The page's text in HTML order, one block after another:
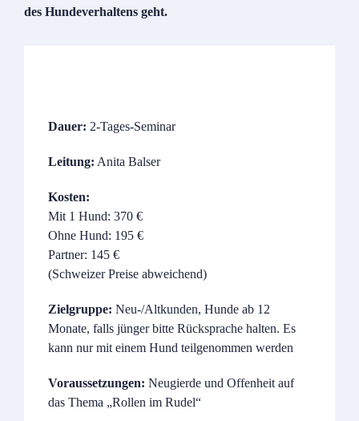
des Hundeverhaltens geht.
Dauer: 2-Tages-Seminar
Leitung: Anita Balser
Kosten:
Mit 1 Hund: 370 €
Ohne Hund: 195 €
Partner: 145 €
(Schweizer Preise abweichend)
Zielgruppe: Neu-/Altkunden, Hunde ab 12
Monate, falls jünger bitte Rücksprache halten. Es
kann nur mit einem Hund teilgenommen werden
Voraussetzungen: Neugierde und Offenheit auf
das Thema „Rollen im Rudel“